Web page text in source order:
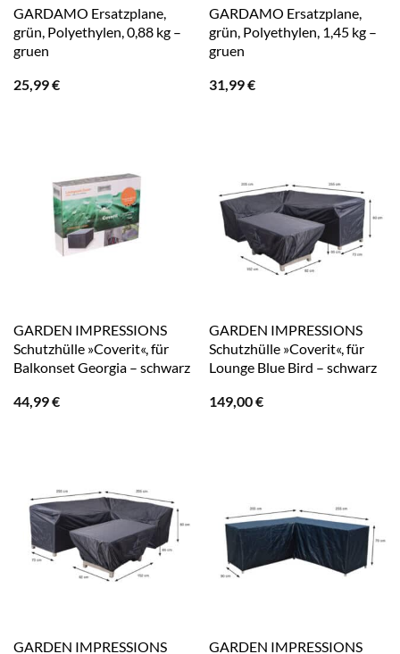
GARDAMO Ersatzplane,
grün, Polyethylen, 0,88 kg –
gruen
25,99€
GARDAMO Ersatzplane,
grün, Polyethylen, 1,45 kg –
gruen
31,99€
GARDEN IMPRESSIONS
Schutzhülle »Coverit«, für
Balkonset Georgia – schwarz
44,99€
GARDEN IMPRESSIONS
Schutzhülle »Coverit«, für
Lounge Blue Bird – schwarz
149,00€
GARDEN IMPRESSIONS
GARDEN IMPRESSIONS